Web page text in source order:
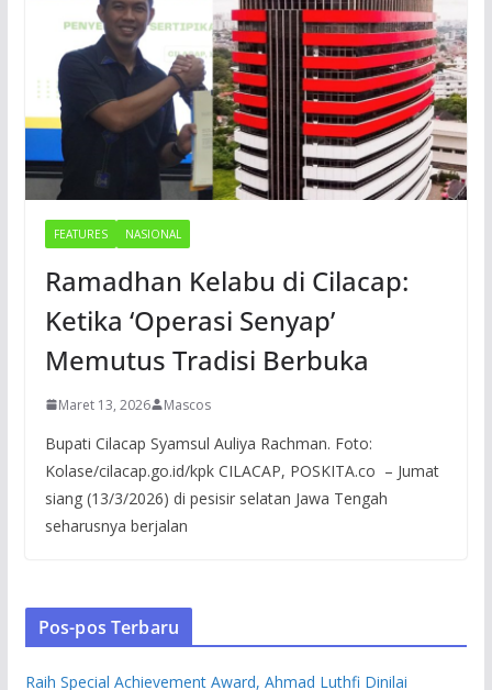
FEATURES NASIONAL
Ramadhan Kelabu di Cilacap:
Ketika ‘Operasi Senyap’
Memutus Tradisi Berbuka
Maret 13, 2026 Mascos
Bupati Cilacap Syamsul Auliya Rachman. Foto:
Kolase/cilacap.go.id/kpk CILACAP, POSKITA.co – Jumat
siang (13/3/2026) di pesisir selatan Jawa Tengah
seharusnya berjalan
Pos-pos Terbaru
Raih Special Achievement Award, Ahmad Luthfi Dinilai